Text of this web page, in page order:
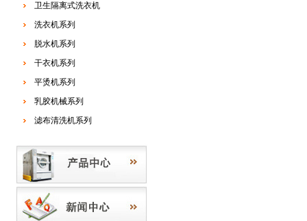
卫生隔离式洗衣机
洗衣机系列
脱水机系列
干衣机系列
平烫机系列
乳胶机械系列
滤布清洗机系列